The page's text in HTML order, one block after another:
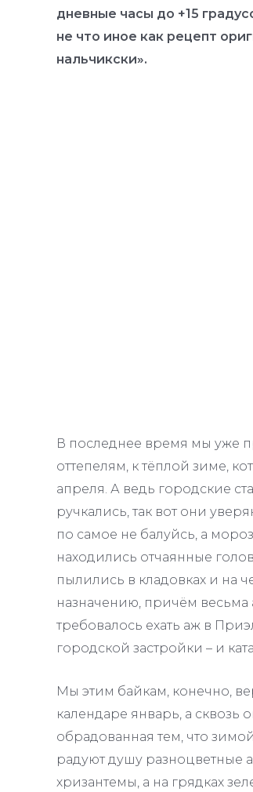
дневные часы до +15
не что иное как рецепт
нальчикски».
В последнее время мы уже
оттепелям, к тёплой зиме,
апреля. А ведь городские
ручкались, так вот они
по самое не балуйсь, а
находились отчаянные
пылились в кладовках и на
назначению, причём весьма
требовалось ехать аж в
городской застройки – и
Мы этим байкам, конечно,
календаре январь, а сквозь
обрадованная тем, что
радуют душу разноцветные
хризантемы, а на грядках